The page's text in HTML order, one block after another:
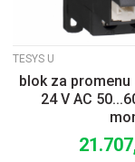
TESYS U
blok za promenu
24 V AC